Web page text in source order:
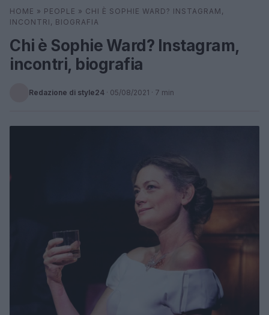
Cerca
HOME » PEOPLE » CHI È SOPHIE WARD? INSTAGRAM,
INCONTRI, BIOGRAFIA
Chi è Sophie Ward? Instagram,
incontri, biografia
Redazione di style24 · 05/08/2021 · 7 min